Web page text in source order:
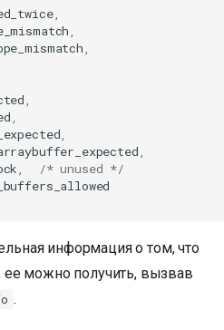
,
/* unused */
информация о том, что
ее можно получить, вызвав
.
К началу